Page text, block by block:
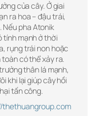
của cây. Ở giai
ra hoa – đậu trái,
pha Atonik
tính mạnh ở thời
rụng trái non hoặc
có thể xảy ra.
thân lá mạnh,
khi lại giúp cây hồi
tấn công.